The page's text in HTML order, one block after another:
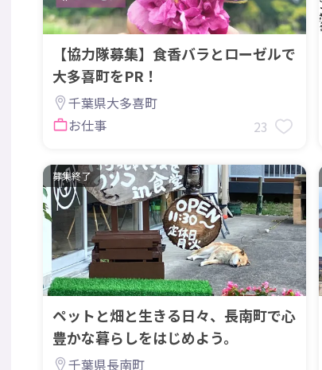
【協力隊募集】食香バラとローゼルで
大多喜町をPR！
千葉県大多喜町
お仕事
23
募集終了
ペットと畑と生きる日々、長南町で心
豊かな暮らしをはじめよう。
千葉県長南町